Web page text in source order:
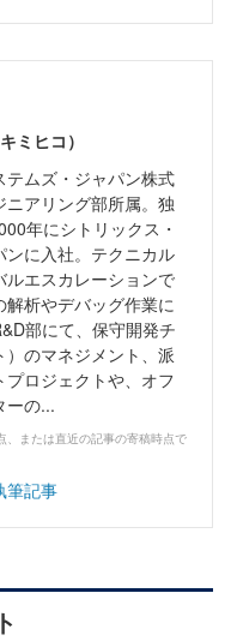
ミヒコ）
テムズ・ジャパン株式
アリング部所属。独
年にシトリックス・
ンに入社。テクニカル
エスカレーションで
析やデバッグ作業に
部にて、保守開発チ
のマネジメント、派
ロジェクトや、オフ
ーの...
、または直近の記事の寄稿時点で
筆記事